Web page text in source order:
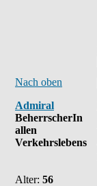
Nach oben
Admiral
BeherrscherIn
allen
Verkehrslebens
Alter: 56